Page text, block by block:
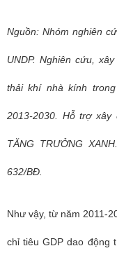
Nguồn: Nhóm nghiên
UNDP. Nghiên cứu,
thải khí nhà kính
2013-2030. Hỗ trợ
TĂNG TRƯỞNG
632/BĐ.
Như vậy, từ năm 2011-
chỉ tiêu GDP dao động